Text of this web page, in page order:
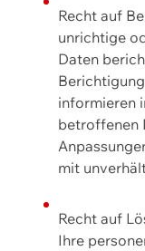
Recht auf
unrichtige
Daten
informieren
betroffenen
mit
Recht auf
Ihre